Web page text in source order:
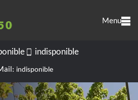
Menu
indisponible
indisponible